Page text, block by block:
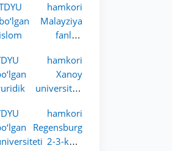
huquq universiteti
2-3-kurs talabalari
uchun akademik
qildi
hamkori
bo‘lgan Malayziya
islom fanlari
talabalari
akademik
dasturini
hamkori
Xanoy
universiteti
uchun
mobillik
e’lon qildi
hamkori
Regensburg
2-3-kurs